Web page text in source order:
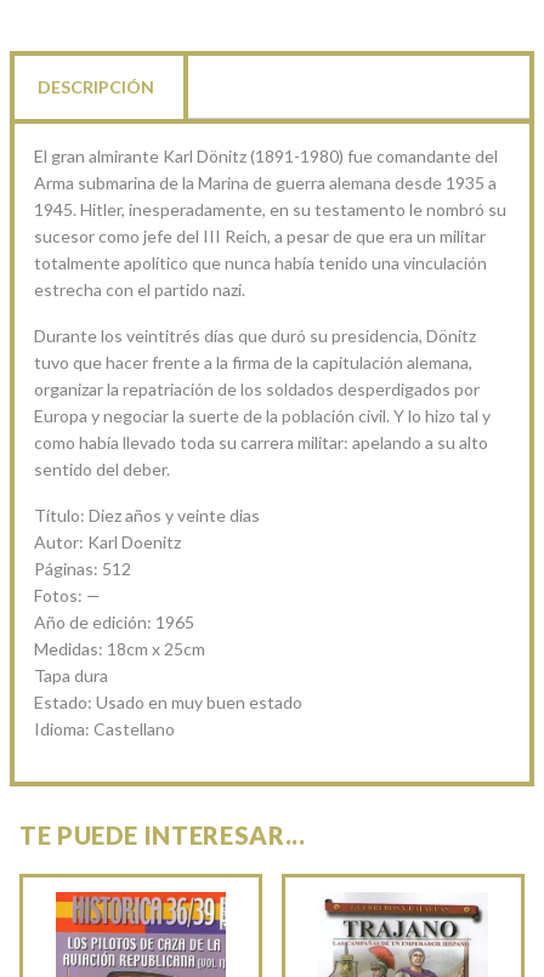
DESCRIPCIÓN
El gran almirante Karl Dönitz (1891-1980) fue comandante del
Arma submarina de la Marina de guerra alemana desde 1935 a
1945. Hitler, inesperadamente, en su testamento le nombró su
sucesor como jefe del III Reich, a pesar de que era un militar
totalmente apolítico que nunca había tenido una vinculación
estrecha con el partido nazi.
Durante los veintitrés días que duró su presidencia, Dönitz
tuvo que hacer frente a la firma de la capitulación alemana,
organizar la repatriación de los soldados desperdigados por
Europa y negociar la suerte de la población civil. Y lo hizo tal y
como había llevado toda su carrera militar: apelando a su alto
sentido del deber.
Título: Diez años y veinte dias
Autor: Karl Doenitz
Páginas: 512
Fotos: —
Año de edición: 1965
Medidas: 18cm x 25cm
Tapa dura
Estado: Usado en muy buen estado
Idioma: Castellano
TE PUEDE INTERESAR...